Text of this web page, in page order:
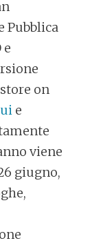
Pubblica
e
on
e
viene
giugno,